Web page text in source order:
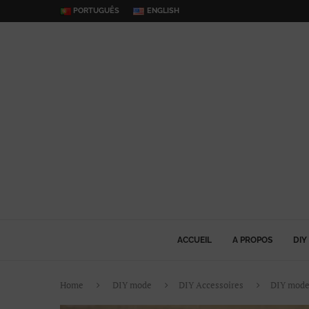
PORTUGUÊS ENGLISH
ACCUEIL A PROPOS DIY
Home DIY mode DIY Accessoires DIY